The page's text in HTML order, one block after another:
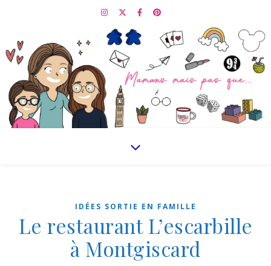
IDÉES SORTIE EN FAMILLE
Le restaurant L’escarbille
à Montgiscard